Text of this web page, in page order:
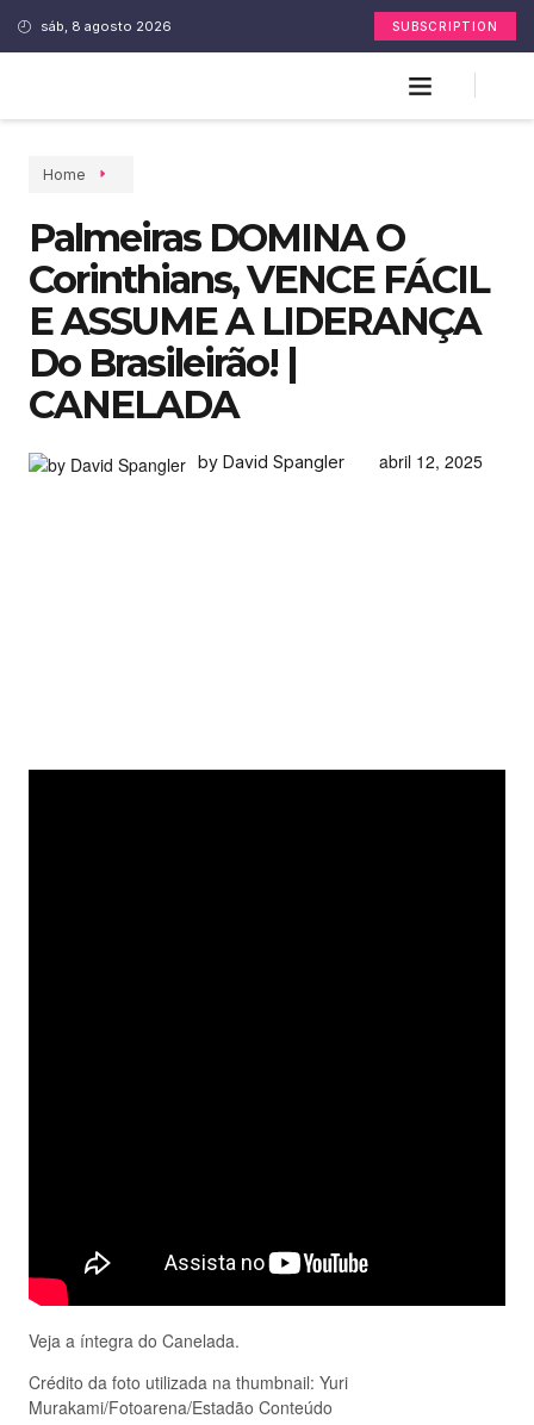
sáb, 8 agosto 2026 SUBSCRIPTION
Home
Palmeiras DOMINA O
Corinthians, VENCE FÁCIL
E ASSUME A LIDERANÇA
Do Brasileirão! |
CANELADA
by David Spangler abril 12, 2025
Veja a íntegra do Canelada.
Crédito da foto utilizada na thumbnail: Yuri
Murakami/Fotoarena/Estadão Conteúdo